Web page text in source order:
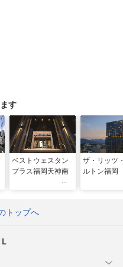
す
ベストウェスタン
プラス福岡天神南
ザ・リッツ
ルトン福岡
トップへ